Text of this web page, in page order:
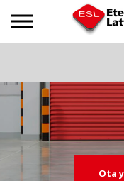
Etelä-
viou
Ota